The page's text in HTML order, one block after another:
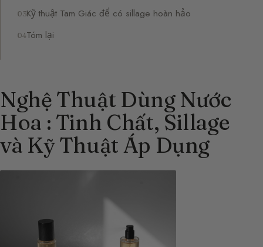
Kỹ thuật Tam Giác để có sillage hoàn hảo
Tóm lại
Nghệ Thuật Dùng Nước
Hoa : Tinh Chất, Sillage
và Kỹ Thuật Áp Dụng